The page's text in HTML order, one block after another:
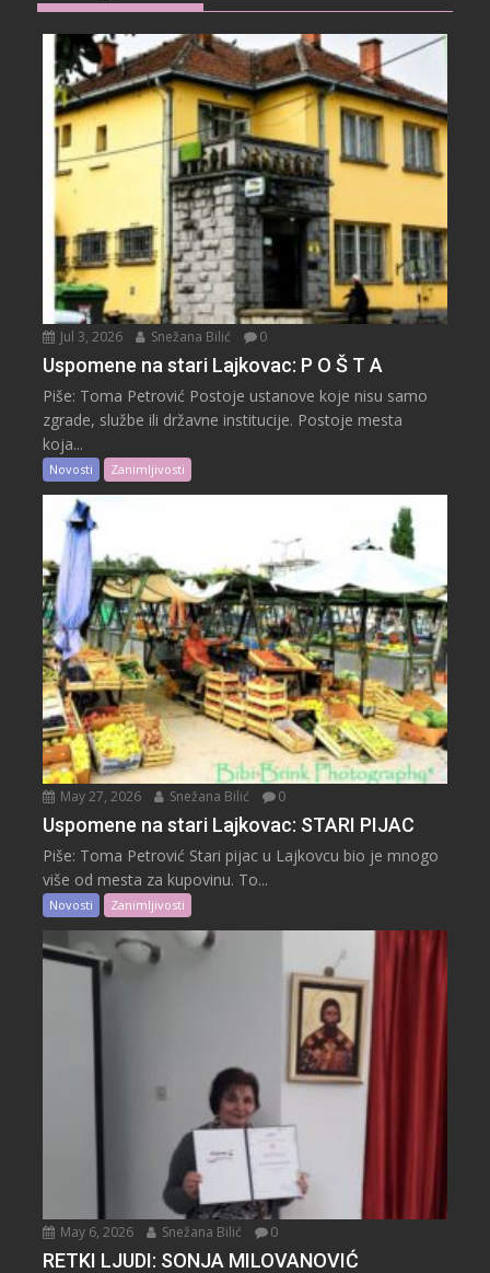
Jul 3, 2026 Snežana Bilić 0
Uspomene na stari Lajkovac: P O Š T A
Piše: Toma Petrović Postoje ustanove koje nisu samo
zgrade, službe ili državne institucije. Postoje mesta
koja...
Novosti Zanimljivosti
May 27, 2026 Snežana Bilić 0
Uspomene na stari Lajkovac: STARI PIJAC
Piše: Toma Petrović Stari pijac u Lajkovcu bio je mnogo
više od mesta za kupovinu. To...
Novosti Zanimljivosti
May 6, 2026 Snežana Bilić 0
RETKI LJUDI: SONJA MILOVANOVIĆ